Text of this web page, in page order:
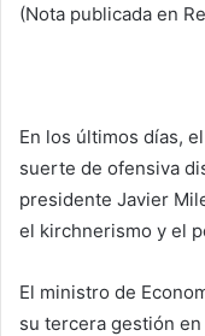
(Nota publicada en
En los últimos días,
suerte de ofensiva
presidente Javier
el kirchnerismo y el
El ministro de
su tercera gestión